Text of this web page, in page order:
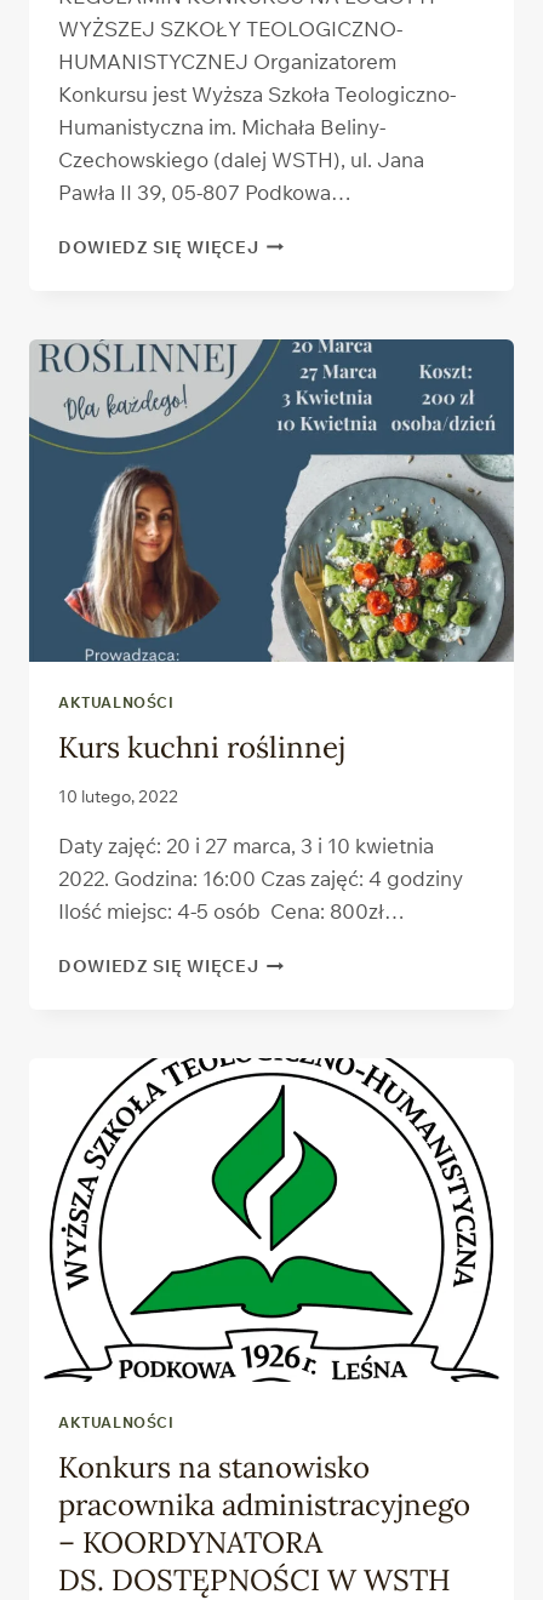
WYŻSZEJ SZKOŁY TEOLOGICZNO-
HUMANISTYCZNEJ Organizatorem
Konkursu jest Wyższa Szkoła Teologiczno-
Humanistyczna im. Michała Beliny-
Czechowskiego (dalej WSTH), ul. Jana
Pawła II 39, 05-807 Podkowa…
DOWIEDZ SIĘ WIĘCEJREGULAMIN
SZKOŁY
TEOLOGICZNO-
HUMANISTYCZNEJ
AKTUALNOŚCI
Kurs kuchni roślinnej
10 lutego, 2022
Daty zajęć: 20 i 27 marca, 3 i 10 kwietnia
2022. Godzina: 16:00 Czas zajęć: 4 godziny
Ilość miejsc: 4-5 osób Cena: 800zł…
DOWIEDZ SIĘ WIĘCEJKURS
AKTUALNOŚCI
Konkurs na stanowisko
pracownika administracyjnego
– KOORDYNATORA
DS. DOSTĘPNOŚCI W WSTH